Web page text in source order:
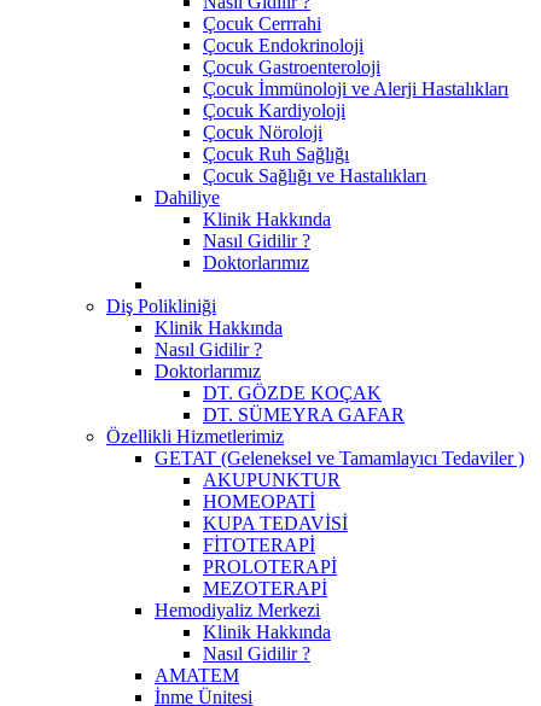
Çocuk Cerrrahi
Çocuk Endokrinoloji
Çocuk Gastroenteroloji
Çocuk İmmünoloji ve Alerji Hastalıkları
Çocuk Kardiyoloji
Çocuk Nöroloji
Çocuk Ruh Sağlığı
Çocuk Sağlığı ve Hastalıkları
Dahiliye
Klinik Hakkında
Nasıl Gidilir ?
Doktorlarımız
Diş Polikliniği
Klinik Hakkında
Nasıl Gidilir ?
Doktorlarımız
DT. GÖZDE KOÇAK
DT. SÜMEYRA GAFAR
Özellikli Hizmetlerimiz
GETAT (Geleneksel ve Tamamlayıcı Tedaviler )
AKUPUNKTUR
HOMEOPATİ
KUPA TEDAVİSİ
FİTOTERAPİ
PROLOTERAPİ
MEZOTERAPİ
Hemodiyaliz Merkezi
Klinik Hakkında
Nasıl Gidilir ?
AMATEM
İnme Ünitesi